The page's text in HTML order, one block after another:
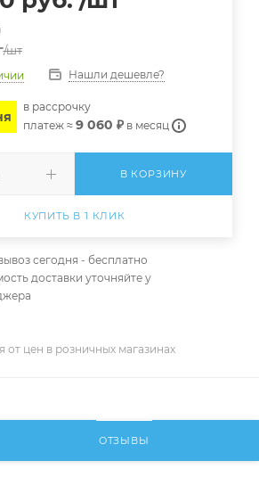
/шт
Нашли дешевле?
в расcрочку
платеж ≈ 9 060 ₽в месяц
В КОРЗИНУ
КУПИТЬ В 1 КЛИК
сегодня - бесплатно
доставки уточняйте у
от цен в розничных магазинах
ОТЗЫВЫ